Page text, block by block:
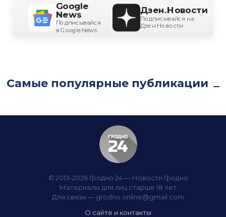
Google
News
Подписывайся
в Google News
Дзен.Новости
Подписывайся на
Дзен.Новости
Самые популярные публикации
© 2013-2026 Гродно 24 — Новости Гродно
Материалы для лиц старше 18 лет
Для связи — grodno.online@gmail.com
О сайте и контакты